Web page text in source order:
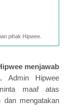
pihak Hipwee.
menjawab
Admin Hipwee
maaf atas
dan mengatakan